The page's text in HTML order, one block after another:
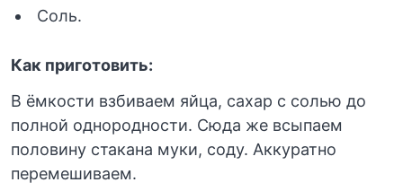
Соль.
Как приготовить:
В ёмкости взбиваем яйца, сахар с солью до
полной однородности. Сюда же всыпаем
половину стакана муки, соду. Аккуратно
перемешиваем.